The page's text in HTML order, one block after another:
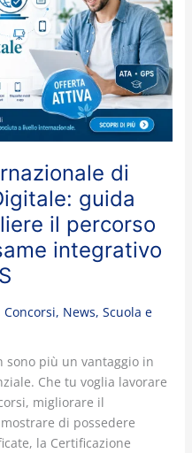
di
guida
il percorso
integrativo
Concorsi, News, Scuola e
sono più un vantaggio in
Che tu voglia lavorare
migliorare il
di possedere
la Certificazione